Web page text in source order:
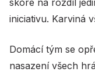
iniciativu. Karviná
Domácí tým se
nasazení všech